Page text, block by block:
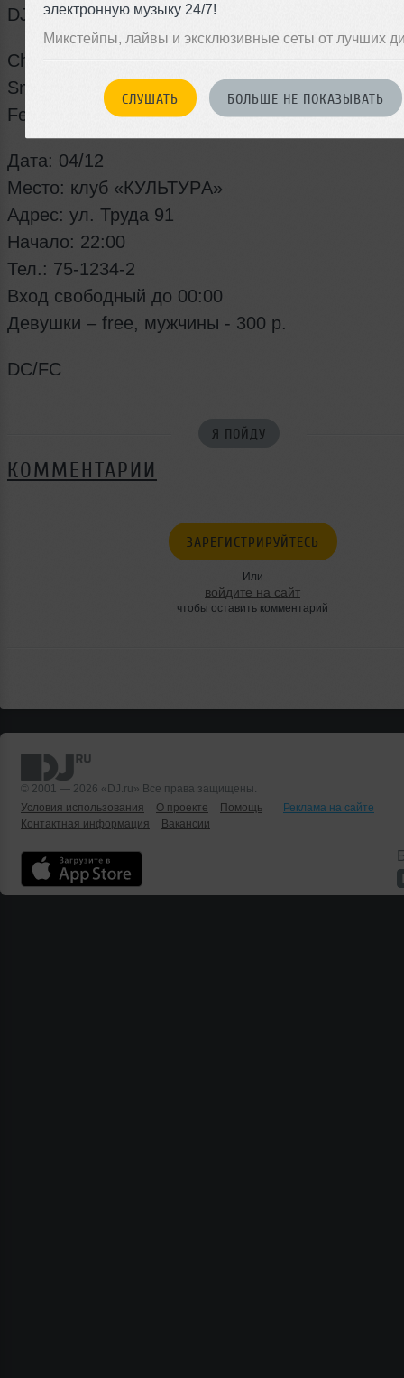
электронную музыку 24/7!
Микстейпы, лайвы и эксклюзивные сеты от лучших
СЛУШАТЬ БОЛЬШЕ НЕ ПОКАЗЫВАТЬ
DJs:
Chernenok
Smirnoff
Fedorov
Дата: 04/12
Место: клуб «КУЛЬТУРA»
Адрес: ул. Труда 91
Начало: 22:00
Тел.: 75-1234-2
Вход свободный до 00:00
Девушки – free, мужчины - 300 р.
DC/FC
Я ПОЙДУ
КОММЕНТАРИИ
ЗАРЕГИСТРИРУЙТЕСЬ
Или
войдите на сайт
чтобы оставить комментарий
© 2001 — 2026 «DJ.ru» Все права защищены.
Условия использования
О проекте Помощь
Реклама на сайте
Контактная информация
Вакансии